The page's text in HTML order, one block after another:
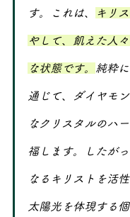
す。これは、 キリ
やして、飢えた人
な状態です。 純粋
通じて、ダイヤモ
なクリスタルのハ
福します。したが
なるキリストを活
太陽光を体現する